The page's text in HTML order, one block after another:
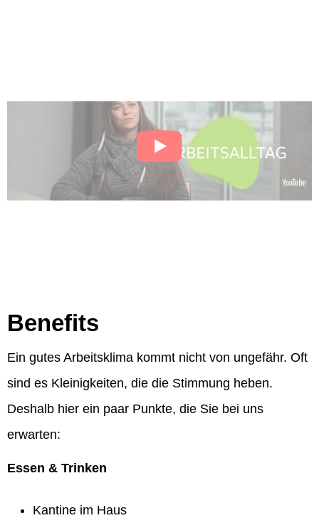
Benefits
Ein gutes Arbeitsklima kommt nicht von ungefähr. Oft
sind es Kleinigkeiten, die die Stimmung heben.
Deshalb hier ein paar Punkte, die Sie bei uns
erwarten:
Essen & Trinken
Kantine im Haus